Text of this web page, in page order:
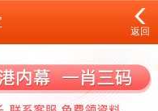
返回